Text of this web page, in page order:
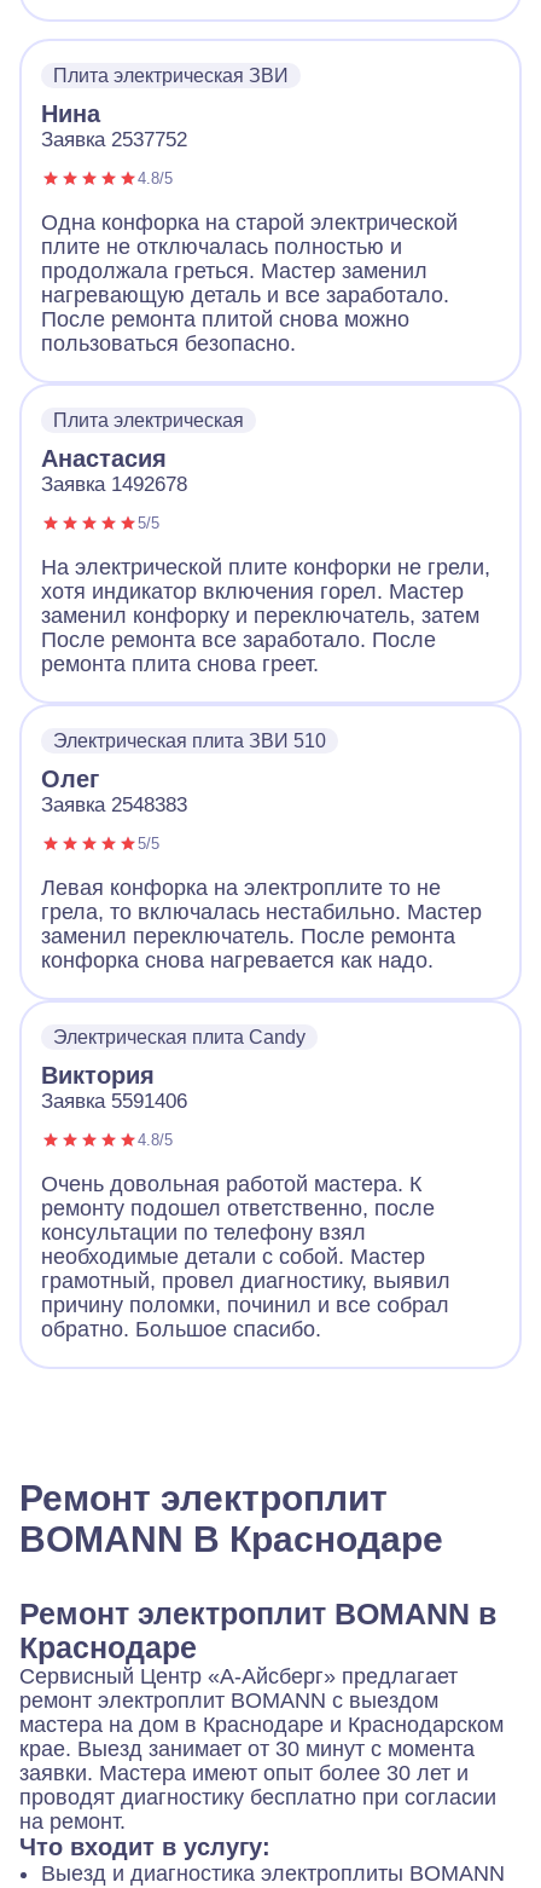
Плита электрическая ЗВИ
Нина
Заявка 2537752
4.8/5
Одна конфорка на старой электрической
плите не отключалась полностью и
продолжала греться. Мастер заменил
нагревающую деталь и все заработало.
После ремонта плитой снова можно
пользоваться безопасно.
Плита электрическая
Анастасия
Заявка 1492678
5/5
На электрической плите конфорки не грели,
хотя индикатор включения горел. Мастер
заменил конфорку и переключатель, затем
После ремонта все заработало. После
ремонта плита снова греет.
Электрическая плита ЗВИ 510
Олег
Заявка 2548383
5/5
Левая конфорка на электроплите то не
грела, то включалась нестабильно. Мастер
заменил переключатель. После ремонта
конфорка снова нагревается как надо.
Электрическая плита Candy
Виктория
Заявка 5591406
4.8/5
Очень довольная работой мастера. К
ремонту подошел ответственно, после
консультации по телефону взял
необходимые детали с собой. Мастер
грамотный, провел диагностику, выявил
причину поломки, починил и все собрал
обратно. Большое спасибо.
Ремонт электроплит
BOMANN В Краснодаре
Ремонт электроплит BOMANN в
Краснодаре
Сервисный Центр «А-Айсберг» предлагает
ремонт электроплит BOMANN с выездом
мастера на дом в Краснодаре и Краснодарском
крае. Выезд занимает от 30 минут с момента
заявки. Мастера имеют опыт более 30 лет и
проводят диагностику бесплатно при согласии
на ремонт.
Что входит в услугу:
Выезд и диагностика электроплиты BOMANN